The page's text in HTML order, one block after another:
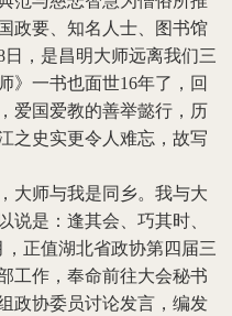
政要、知名人士、图书馆
日，是昌明大师远离我们三
》一书也面世16年了，回
爱国爱教的善举懿行，历
之史实更令人难忘，故写
大师与我是同乡。我与大
说是：逢其会、巧其时、
，正值湖北省政协第四届三
工作，奉命前往大会秘书
政协委员讨论发言，编发